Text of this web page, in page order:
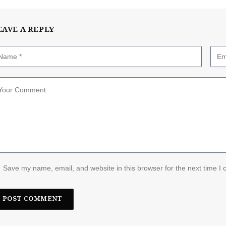
A REPLY
Save my name, email, and website in this browser for the next time I